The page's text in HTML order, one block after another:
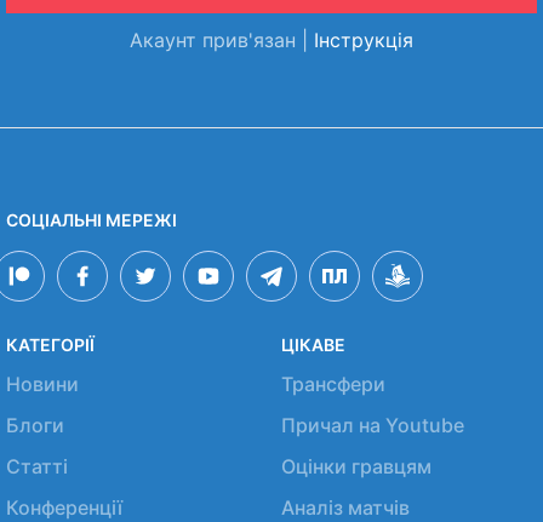
Акаунт прив'язан | Інструкція
СОЦІАЛЬНІ МЕРЕЖІ
КАТЕГОРІЇ
Новини
Блоги
Статті
Конференції
ЦІКАВЕ
Трансфери
Причал на Youtube
Оцінки гравцям
Аналіз матчів